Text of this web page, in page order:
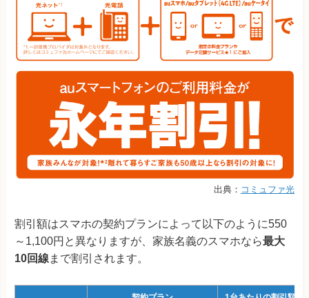
出典： コミュファ光
割引額はスマホの契約プランによって以下のように550
～1,100円と異なりますが、家族名義のスマホなら最大
10回線まで割引されます。